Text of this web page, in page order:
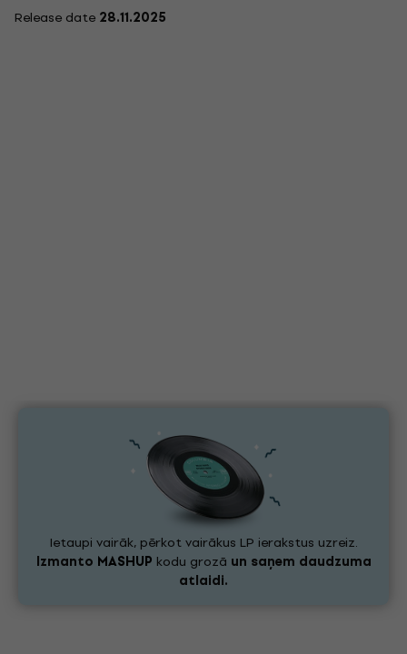
Release date 28.11.2025
Ietaupi vairāk, pērkot vairākus LP ierakstus uzreiz.
Izmanto MASHUP kodu grozā un saņem daudzuma
atlaidi.